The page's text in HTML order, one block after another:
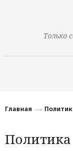
Только
Технологии
Главная
Политика